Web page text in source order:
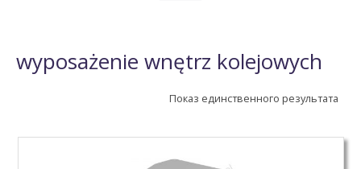
wyposażenie wnętrz kolejowych
Показ единственного результата